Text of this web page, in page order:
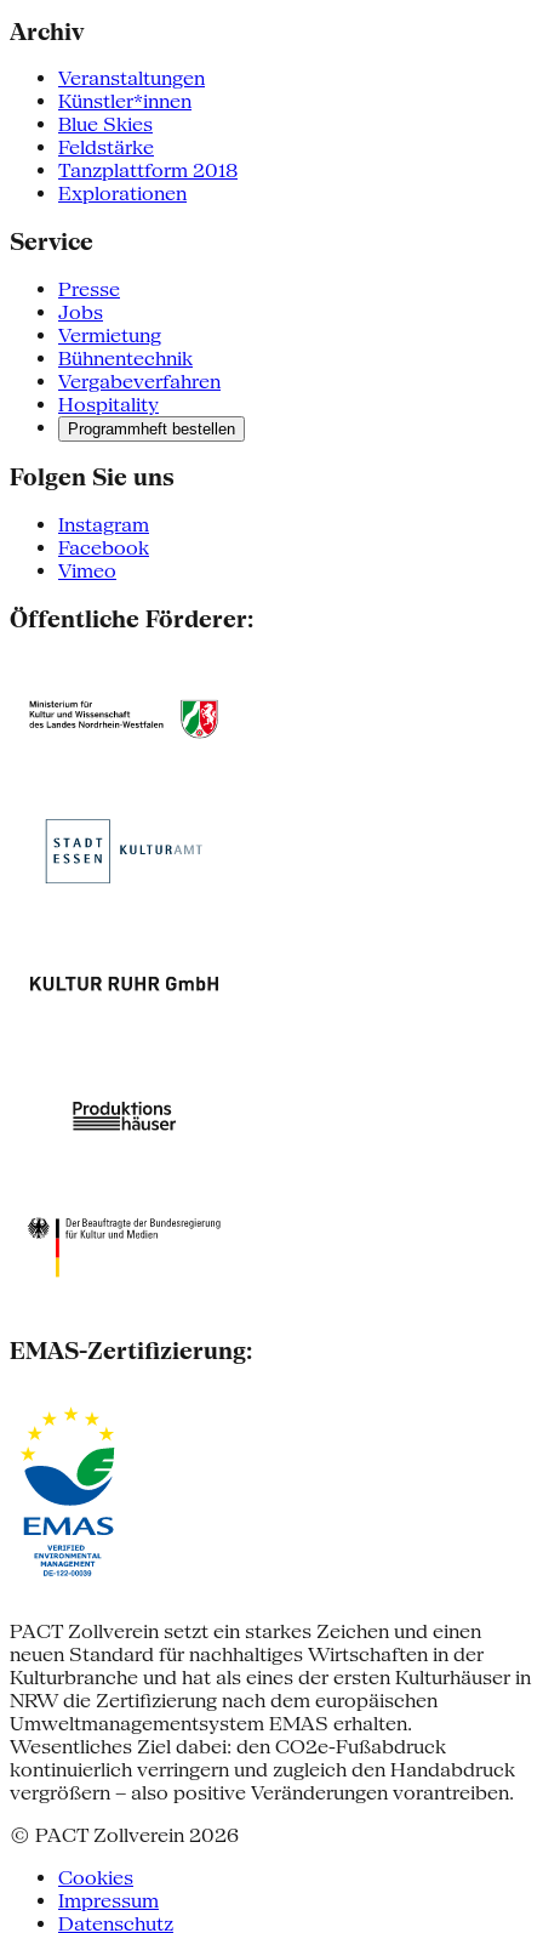
Archiv
Veranstaltungen
Künstler*innen
Blue Skies
Feldstärke
Tanzplattform 2018
Explorationen
Service
Presse
Jobs
Vermietung
Bühnentechnik
Vergabeverfahren
Hospitality
Programmheft bestellen
Folgen Sie uns
Instagram
Facebook
Vimeo
Öffentliche Förderer:
EMAS-Zertifizierung:
PACT Zollverein setzt ein starkes Zeichen und einen
neuen Standard für nachhaltiges Wirtschaften in der
Kulturbranche und hat als eines der ersten Kulturhäuser in
NRW die Zertifizierung nach dem europäischen
Umweltmanagementsystem EMAS erhalten.
Wesentliches Ziel dabei: den CO2e-Fußabdruck
kontinuierlich verringern und zugleich den Handabdruck
vergrößern – also positive Veränderungen vorantreiben.
© PACT Zollverein 2026
Cookies
Impressum
Datenschutz